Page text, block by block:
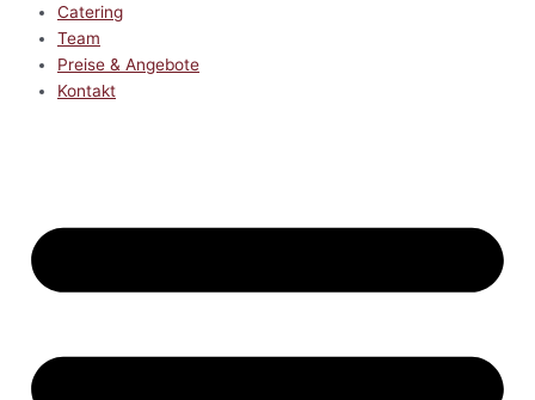
Catering
Team
Preise & Angebote
Kontakt